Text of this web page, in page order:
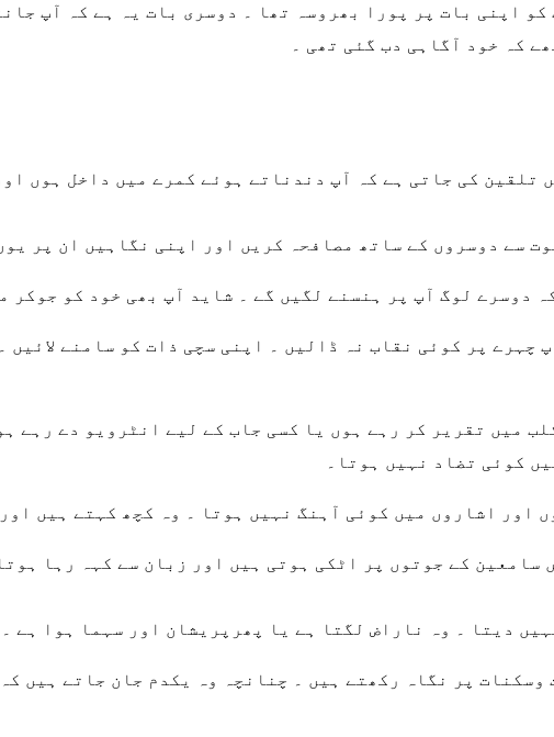
اپنی بات پر پورا بھروسہ تھا ۔ دوسری بات یہ ہے کہ آپ
کہ خود آگاہی دب گئی تھی ۔
تلقین کی جاتی ہے کہ آپ دندناتے ہوئے کمرے میں داخل ہوں
سے دوسروں کے ساتھ مصافحہ کریں اور اپنی نگاہیں ان پر
دوسرے لوگ آپ پر ہنسنے لگیں گے ۔ شاید آپ بھی خود کو جوکر
چہرے پر کوئی نقاب نہ ڈالیں ۔ اپنی سچی ذات کو سامنے
میں تقریر کر رہے ہوں یا کسی جاب کے لیے انٹرویو دے رہے
کوئی تضاد نہیں ہوتا۔
اور اشاروں میں کوئی آہنگ نہیں ہوتا ۔ وہ کچھ کہتے ہیں
کے جوتوں پر اٹکی ہوتی ہیں اور زبان سے کہہ رہا
دیتا ۔ وہ ناراض لگتا ہے یا پھرپریشان اور سہما ہوا ہے ۔
پر نگاہ رکھتے ہیں ۔ چنانچہ وہ یکدم جان جاتے ہیں